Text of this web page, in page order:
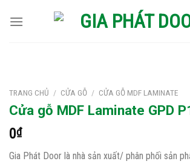
TRANG CHỦ / CỬA GỖ / CỬA GỖ MDF LAMINATE
Cửa gỗ MDF Laminate GPD
0₫
Gia Phát Door là nhà sản xuất/ phân phối sản